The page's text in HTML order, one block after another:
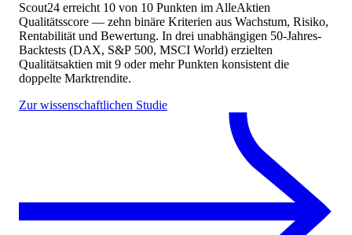
Scout24 erreicht 10 von 10 Punkten im AlleAktien
Qualitätsscore — zehn binäre Kriterien aus Wachstum, Risiko,
Rentabilität und Bewertung. In drei unabhängigen 50-Jahres-
Backtests (DAX, S&P 500, MSCI World) erzielten
Qualitätsaktien mit 9 oder mehr Punkten konsistent die
doppelte Marktrendite.
Zur wissenschaftlichen Studie